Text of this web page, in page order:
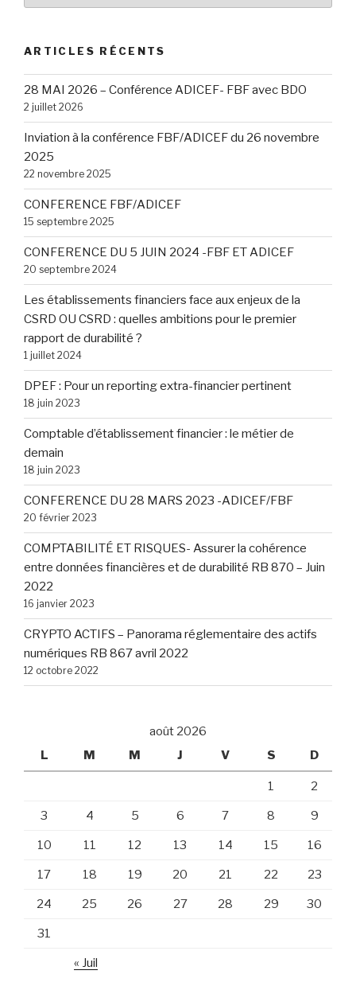
ARTICLES RÉCENTS
28 MAI 2026 – Conférence ADICEF- FBF avec BDO
2 juillet 2026
Inviation à la conférence FBF/ADICEF du 26 novembre
2025
22 novembre 2025
CONFERENCE FBF/ADICEF
15 septembre 2025
CONFERENCE DU 5 JUIN 2024 -FBF ET ADICEF
20 septembre 2024
Les établissements financiers face aux enjeux de la
CSRD OU CSRD : quelles ambitions pour le premier
rapport de durabilité ?
1 juillet 2024
DPEF : Pour un reporting extra-financier pertinent
18 juin 2023
Comptable d’établissement financier : le métier de
demain
18 juin 2023
CONFERENCE DU 28 MARS 2023 -ADICEF/FBF
20 février 2023
COMPTABILITÉ ET RISQUES- Assurer la cohérence
entre données financières et de durabilité RB 870 – Juin
2022
16 janvier 2023
CRYPTO ACTIFS – Panorama réglementaire des actifs
numériques RB 867 avril 2022
12 octobre 2022
août 2026
L
M M J V S D
1 2
3 4 5 6 7 8 9
10 11 12 13 14 15 16
17 18 19 20 21 22 23
24 25 26 27 28 29 30
31
« Juil